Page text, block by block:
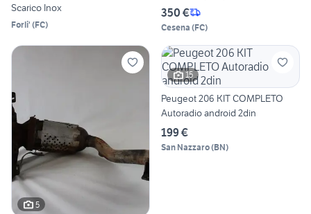
Scarico Inox
Forli' (FC)
350 €
Cesena (FC)
5
15
Peugeot 206 KIT COMPLETO
Autoradio android 2din
199 €
San Nazzaro(BN)